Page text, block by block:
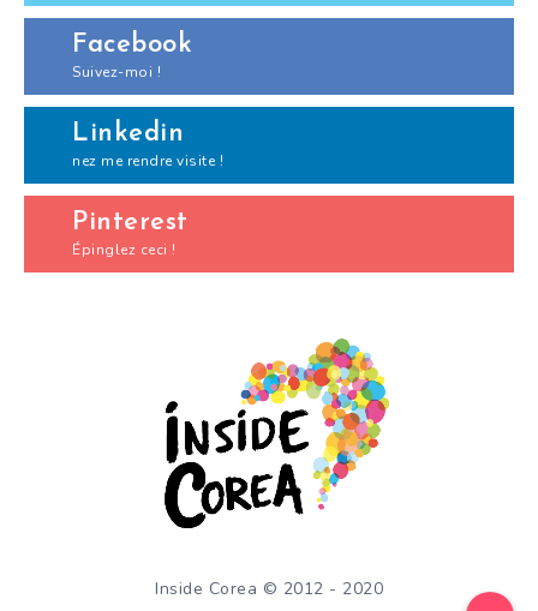
Facebook
Suivez-moi !
Linkedin
nez me rendre visite !
Pinterest
Épinglez ceci !
Inside Corea © 2012 - 2020